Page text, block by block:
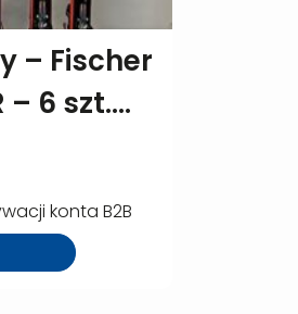
– Fischer
– 6 szt.
konta B2B